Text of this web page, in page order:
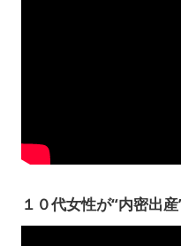
１０代女性が“内密出